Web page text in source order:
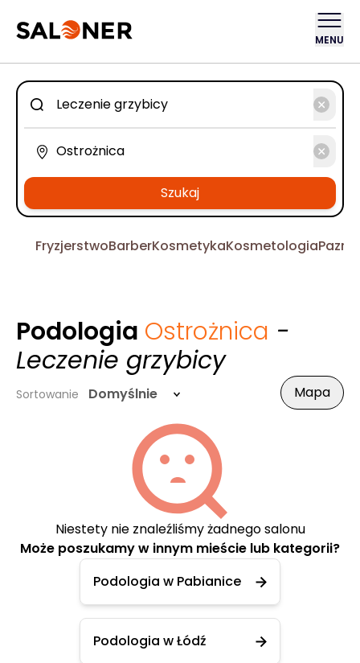
MENU
Szukaj
FryzjerstwoBarberKosmetykaKosmetologia
Podologia Ostrożnica -
Leczenie grzybicy
Sortowanie Domyślnie Mapa
Niestety nie znaleźliśmy żadnego salonu
Może poszukamy w innym mieście lub kategorii?
Podologia w Pabianice
Podologia w Łódź